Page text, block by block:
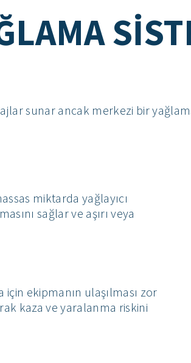
sunar ancak merkezi bir
miktarda yağlayıcı
sağlar ve aşırı veya
ekipmanın ulaşılması zor
kaza ve yaralanma riskini